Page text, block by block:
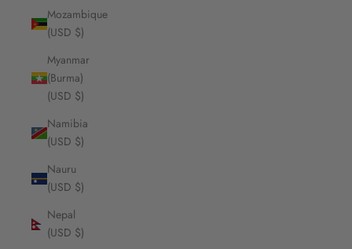
Mozambique
(USD $)
Myanmar
(Burma)
(USD $)
Namibia
(USD $)
Nauru
(USD $)
Nepal
(USD $)